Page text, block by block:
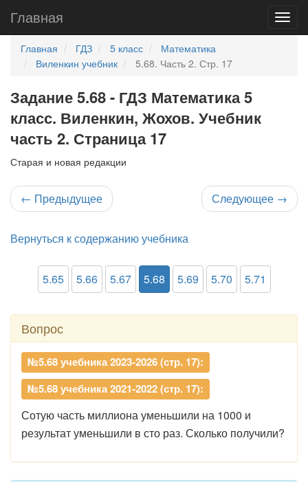
Главная
Главная ГДЗ 5 класс
Математика
Виленкин учебник
5.68. Часть 2. Стр. 17
Задание 5.68 - ГДЗ Математика 5
класс. Виленкин, Жохов. Учебник
часть 2. Страница 17
Старая и новая редакции
← Предыдущее Следующее →
Вернуться к содержанию учебника
5.65 5.66 5.67 5.68 5.69 5.70 5.71
Вопрос
№5.68 учебника 2023-2026 (стр. 17):
№5.68 учебника 2021-2022 (стр. 17):
Сотую часть миллиона уменьшили на 1000 и
результат уменьшили в сто раз. Сколько получили?